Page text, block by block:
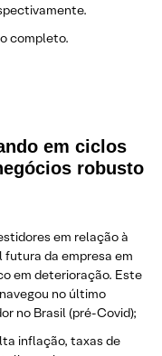
completo.
em ciclos
robusto
em relação à
da empresa em
em deterioração. Este
no último
no Brasil (pré-Covid);
inflação, taxas de